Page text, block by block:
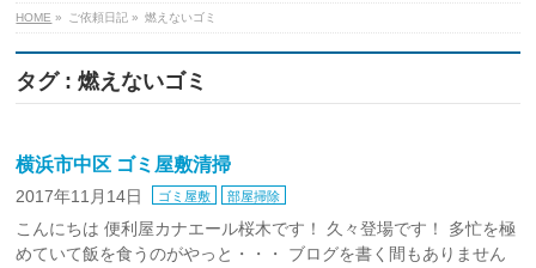
HOME » ご依頼日記 » 燃えないゴミ
タグ : 燃えないゴミ
横浜市中区 ゴミ屋敷清掃
2017年11月14日 ゴミ屋敷 部屋掃除
こんにちは 便利屋カナエール桜木です！ 久々登場です！ 多忙を極
めていて飯を食うのがやっと・・・ ブログを書く間もありません